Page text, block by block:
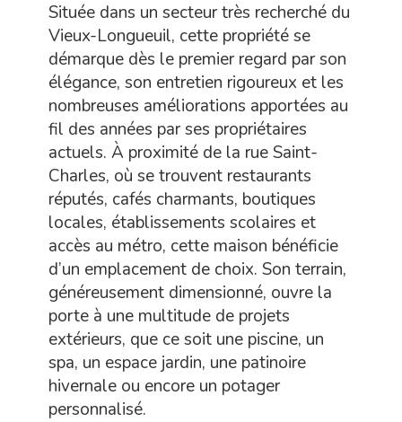
Située dans un secteur très recherché du
Vieux-Longueuil, cette propriété se
démarque dès le premier regard par son
élégance, son entretien rigoureux et les
nombreuses améliorations apportées au
fil des années par ses propriétaires
actuels. À proximité de la rue Saint-
Charles, où se trouvent restaurants
réputés, cafés charmants, boutiques
locales, établissements scolaires et
accès au métro, cette maison bénéficie
d’un emplacement de choix. Son terrain,
généreusement dimensionné, ouvre la
porte à une multitude de projets
extérieurs, que ce soit une piscine, un
spa, un espace jardin, une patinoire
hivernale ou encore un potager
personnalisé.